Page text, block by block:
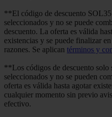
**El código de descuento
seleccionados y no se puede
descuento. La oferta es válida
existencias y se puede finalizar
razones. Se aplican términos y
**Los códigos de descuento solo
seleccionados y no se pueden
oferta es válida hasta agotar
cualquier momento sin previo
efectivo.